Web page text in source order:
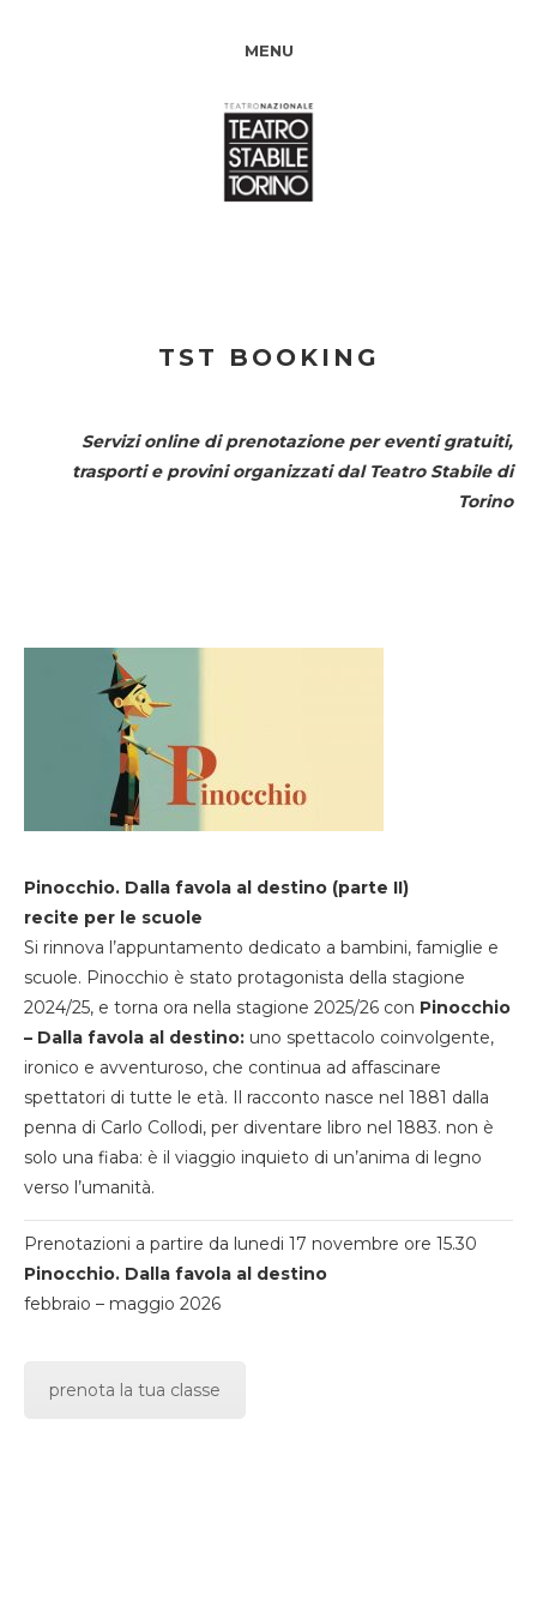
MENU
TST BOOKING
Servizi online di prenotazione per eventi gratuiti,
trasporti e provini organizzati dal Teatro Stabile di
Torino
Pinocchio. Dalla favola al destino (parte II)
recite per le scuole
Si rinnova l’appuntamento dedicato a bambini, famiglie e
scuole. Pinocchio è stato protagonista della stagione
2024/25, e torna ora nella stagione 2025/26 con Pinocchio
– Dalla favola al destino: uno spettacolo coinvolgente,
ironico e avventuroso, che continua ad affascinare
spettatori di tutte le età. Il racconto nasce nel 1881 dalla
penna di Carlo Collodi, per diventare libro nel 1883. non è
solo una fiaba: è il viaggio inquieto di un’anima di legno
verso l’umanità.
Prenotazioni a partire da lunedi 17 novembre ore 15.30
Pinocchio. Dalla favola al destino
febbraio – maggio 2026
prenota la tua classe